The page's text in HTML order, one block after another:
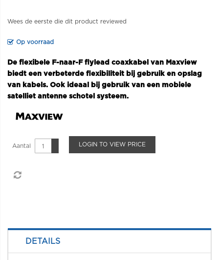
Wees de eerste die dit product reviewed
Op voorraad
De flexibele F-naar-F flylead coaxkabel van Maxview
biedt een verbeterde flexibiliteit bij gebruik en opslag
van kabels. Ook ideaal bij gebruik van een mobiele
satelliet antenne schotel systeem.
Aantal LOGIN TO VIEW PRICE
DETAILS